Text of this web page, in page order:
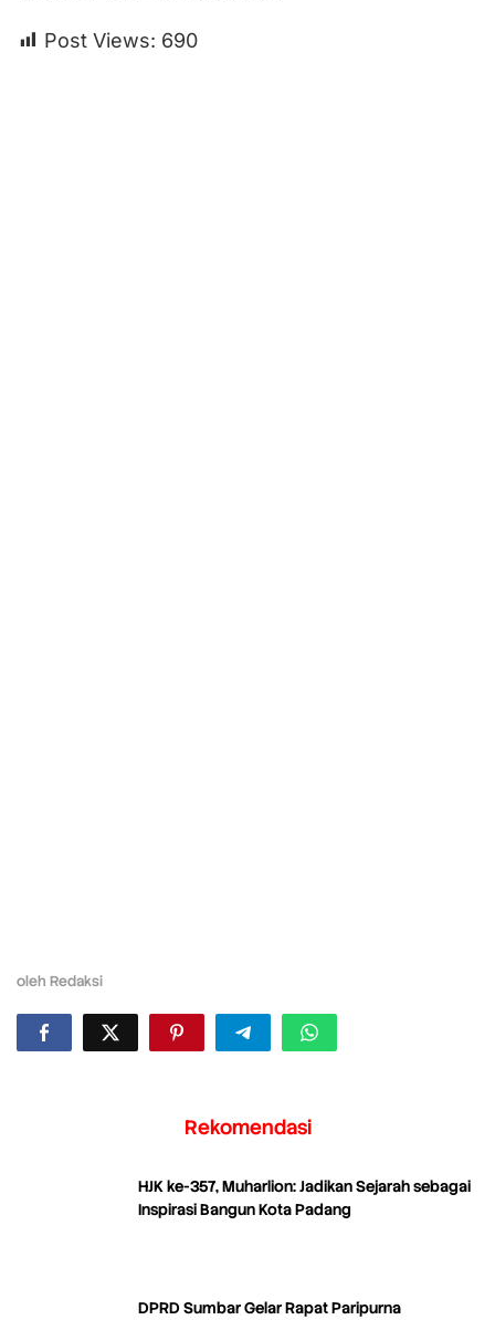
Post Views: 690
oleh Redaksi
Rekomendasi
HJK ke-357, Muharlion: Jadikan Sejarah sebagai
Inspirasi Bangun Kota Padang
DPRD Sumbar Gelar Rapat Paripurna